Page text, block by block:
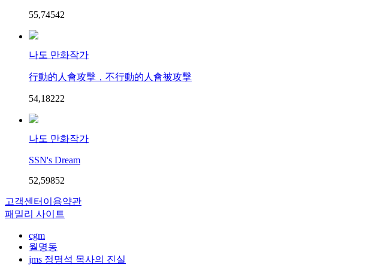
55,74542
나도 만화작가
行動的人會攻擊，不行動的人會被攻擊
54,18222
나도 만화작가
SSN's Dream
52,59852
고객센터 이용약관
패밀리 사이트
cgm
월명동
jms 정명석 목사의 진실